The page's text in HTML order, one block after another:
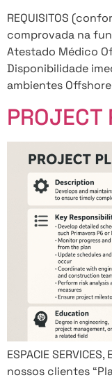
REQUISITOS
comprovada na
Atestado Médico
Disponibilidade
ambientes
PROJECT
ESPACIE
nossos clientes